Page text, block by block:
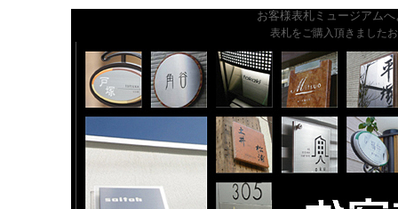
お客様表札ミュージアム
表札をご購入頂きました